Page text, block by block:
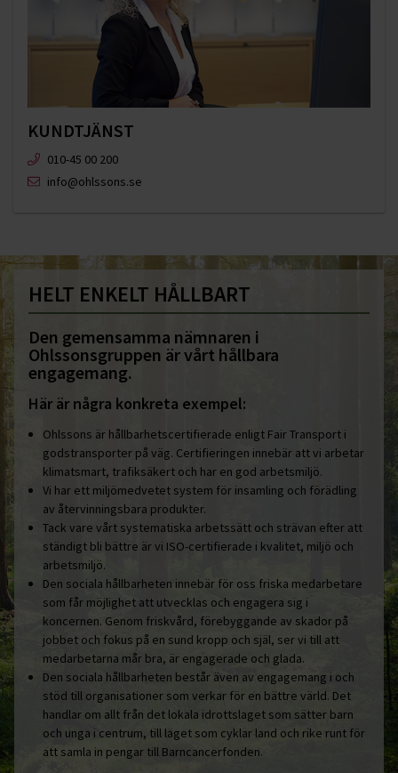
KUNDTJÄNST
010-45 00 200​
info@ohlssons.se
HELT ENKELT HÅLLBART
Den gemensamma nämnaren i
Ohlssonsgruppen är vårt hållbara
engagemang.
Här är några konkreta exempel:
Ohlssons är hållbarhetscertifierade enligt Fair Transport i
godstransporter på väg. Certifieringen innebär att vi arbetar
klimatsmart, trafiksäkert och har en god arbetsmiljö.
Vi har ett miljömedvetet system för insamling och förädling
av återvinningsbara produkter.
Tack vare vårt systematiska arbetssätt och strävan efter att
ständigt bli bättre är vi ISO-certifierade i kvalitet, miljö och
arbetsmiljö.
Den sociala hållbarheten innebär för oss friska medarbetare
som får möjlighet att utvecklas och engagera sig i
koncernen. Genom friskvård, förebyggande av skador på
jobbet och fokus på en sund kropp och själ, ser vi till att
medarbetarna mår bra, är engagerade och glada.
Den sociala hållbarheten består även av engagemang i och
stöd till organisationer som verkar för en bättre värld. Det
handlar om allt från det lokala idrottslaget som sätter barn
och unga i centrum, till laget som cyklar land och rike runt för
att samla in pengar till Barncancerfonden.